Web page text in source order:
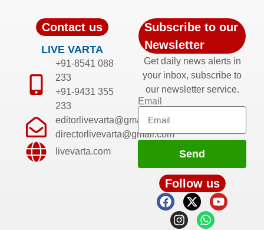
Contact us
LIVE VARTA
+91-8541 088
233
+91-9431 355
233
editorlivevarta@gmail.com
directorlivevarta@gmail.com
livevarta.com
Subscribe to our
Newsletter
Get daily news alerts in
your inbox, subscribe to
our newsletter service.
Email
Send
Follow us